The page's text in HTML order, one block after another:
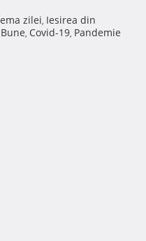
zilei, Iesirea din
, Covid-19, Pandemie